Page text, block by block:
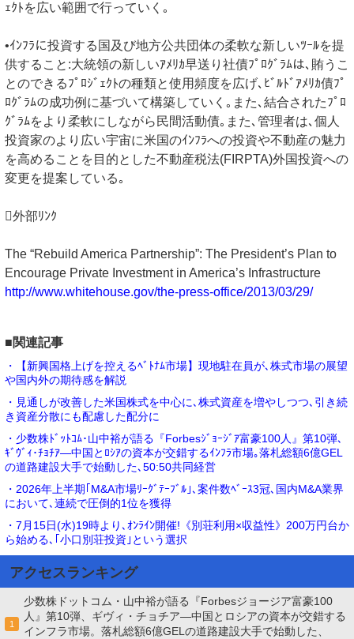
ｪｸﾄを広い範囲で行っていく｡
•ｲﾝﾌﾗに投資する国及び地方公共団体の柔軟な新しいﾂｰﾙを提
供すること:大統領の新しいｱﾒﾘｶ早送り社債ﾌﾟﾛｸﾞﾗﾑは､賄うこ
とのできるﾌﾟﾛｼﾞｪｸﾄの種類と使用頻度を広げ､ﾋﾞﾙﾄﾞｱﾒﾘｶ債ﾌﾟ
ﾛｸﾞﾗﾑの成功例に基づいて構築していく｡また､結合されたﾌﾟﾛ
ｸﾞﾗﾑをより柔軟にしながら民間活動債｡また､管理者は､個人
投資家のより広い宇宙に米国のｲﾝﾌﾗへの投資や不動産の魅力
を高めることを目的とした不動産税法(FIRPTA)外国投資への
変更を提案している｡
外部ﾘﾝｸ
The “Rebuild America Partnership”: The President’s Plan to
Encourage Private Investment in America’s Infrastructure
http://www.whitehouse.gov/the-press-office/2013/03/29/
■関連記事
・【新興国格上げを控えるﾍﾞﾄﾅﾑ市場】現地駐在員が､株式市場の展望
や国内外の期待感を解説
・見通しが改善した米国株式を中心に､株式資産を増やしつつ､引き続
き資産分散にも配慮した配分に
・少数株ﾄﾞｯﾄｺﾑ･山中裕が語る『Forbesｼﾞｮｰｼﾞｱ富豪100人』第10弾､
ｷﾞｳﾞｨ･ﾁｮﾁｱ―中国とﾛｼｱの資本が交錯するｲﾝﾌﾗ市場｡落札総額6億GEL
の道路建設大手で始動した､50:50共同経営
・2026年上半期｢M&A市場ﾘｰｸﾞﾃｰﾌﾞﾙ｣､案件数ﾍﾞｰｽ3冠､国内M&A業界
において､連続で圧倒的1位を獲得
・7月15日(水)19時より､ｵﾝﾗｲﾝ開催!《別荘利用×収益性》200万円台か
ら始める､｢小口別荘投資｣という選択
アクセスランキング
1
少数株ドットコム・山中裕が語る『Forbesジョージア富豪100
人』第10弾、ギヴィ・チョチア―中国とロシアの資本が交錯する
インフラ市場。落札総額6億GELの道路建設大手で始動した、